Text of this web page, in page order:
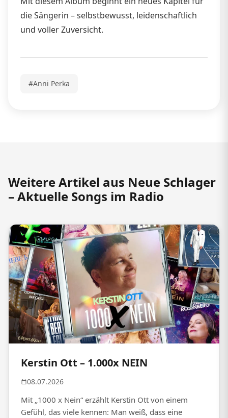
die Sängerin – selbstbewusst, leidenschaftlich
und voller Zuversicht.
#Anni Perka
Weitere Artikel aus Neue Schlager
– Aktuelle Songs im Radio
Kerstin Ott – 1.000x NEIN
08.07.2026
Mit „1000 x Nein“ erzählt Kerstin Ott von einem
Gefühl, das viele kennen: Man weiß, dass eine